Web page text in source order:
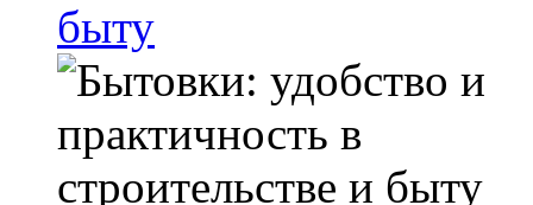
быту